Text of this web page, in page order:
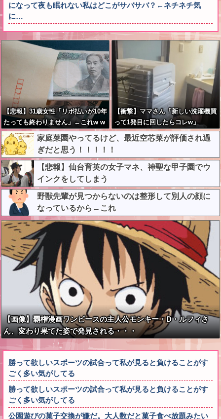
になって夜も眠れない私はどこがサバサバ？←ネチネチ気
に…
【悲報】31歳女性「リボ払いが10年
たっても終わりません」←これw w
w w w w w
【衝撃】ママさん「新しい洗濯機買
って1発目に回したらコレw」
家庭菜園やってるけど、最近空芯菜が評価され過
ぎだと思う！！！！！
【悲報】仙台育英の女子マネ、神聖な甲子園でウ
インクをしてしまう
野獣先輩が見つからないのは整形して別人の顔に
なっているから←これ
【画像】覇権漫画ワンピースの主人公モンキー・D・ルフィさ
ん、変わり果てた姿で発見される・・・
勝って欲しいスポーツの試合って私が見ると負けることがす
ごく多い気がしてる
勝って欲しいスポーツの試合って私が見ると負けることがす
ごく多い気がしてる
公園遊びの菓子交換が嫌だ。大人数だと菓子食べ放題みたい